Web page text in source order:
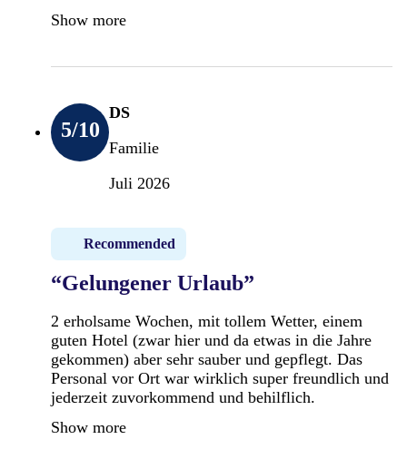
Show more
5/10
DS
Familie
Juli 2026
Recommended
“Gelungener Urlaub”
2 erholsame Wochen, mit tollem Wetter, einem
guten Hotel (zwar hier und da etwas in die Jahre
gekommen) aber sehr sauber und gepflegt. Das
Personal vor Ort war wirklich super freundlich und
jederzeit zuvorkommend und behilflich.
Show more